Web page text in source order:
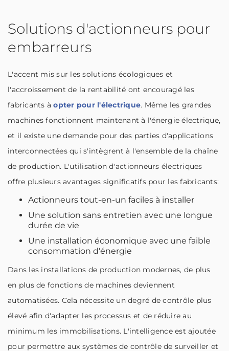
Solutions d'actionneurs pour
embarreurs
L'accent mis sur les solutions écologiques et
l'accroissement de la rentabilité ont encouragé les
fabricants àopter pour l'électrique. Même les grandes
machines fonctionnent maintenant à l'énergie électrique,
et il existe une demande pour des parties d'applications
interconnectées qui s'intègrent à l'ensemble de la chaîne
de production. L'utilisation d'actionneurs électriques
offre plusieurs avantages significatifs pour les fabricants:
Actionneurs tout-en-un faciles à installer
Une solution sans entretien avec une longue
durée de vie
Une installation économique avec une faible
consommation d'énergie
Dans les installations de production modernes, de plus
en plus de fonctions de machines deviennent
automatisées. Cela nécessite un degré de contrôle plus
élevé afin d'adapter les processus et de réduire au
minimum les immobilisations. L'intelligence est ajoutée
pour permettre aux systèmes de contrôle de surveiller et